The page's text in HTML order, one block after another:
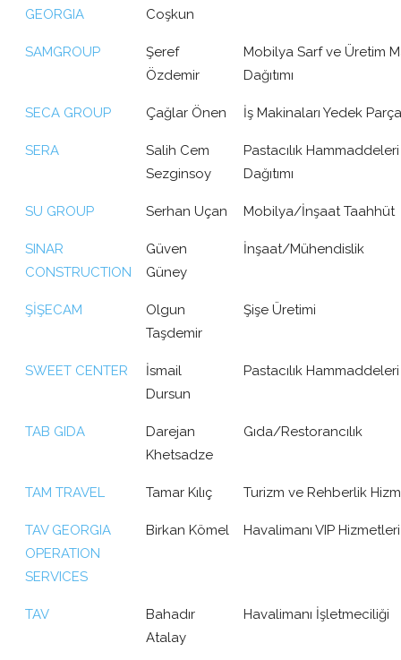
GEORGIA
Coşkun
SAMGROUP
Şeref
Özdemir
Mobilya Sarf ve Üretim
Dağıtımı
SECA GROUP Çağlar Önen İş Makinaları Yedek
SERA
Salih Cem
Sezginsoy
Pastacılık
Dağıtımı
SU GROUP Serhan Uçan Mobilya/İnşaat Taahhüt
SINAR
CONSTRUCTION
Güven
Güney
İnşaat/Mühendislik
ŞİŞECAM
Olgun
Taşdemir
Şişe Üretimi
SWEET CENTER
İsmail
Dursun
Pastacılık Hammaddeleri
TAB GIDA
Darejan
Khetsadze
Gıda/Restorancılık
TAM TRAVEL Tamar Kılıç Turizm ve Rehberlik
TAV GEORGIA
OPERATION
SERVICES
Birkan Kömel Havalimanı VIP Hizmetleri
TAV
Bahadır
Atalay
Havalimanı İşletmeciliği